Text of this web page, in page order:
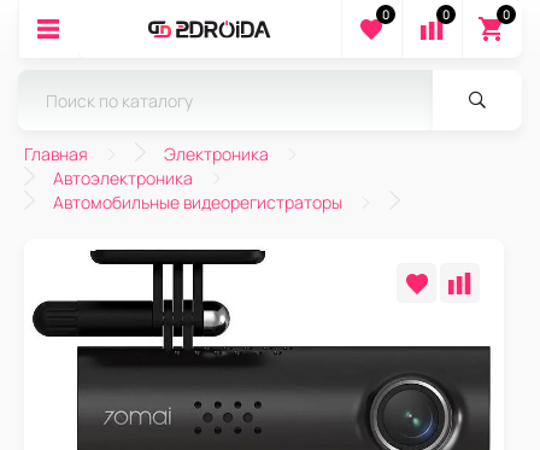
0 0 0
Главная
Электроника
Автоэлектроника
Автомобильные видеорегистраторы